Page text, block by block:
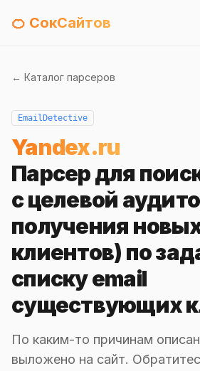
🍊 СокСайтов
← Каталог парсеров
EmailDetective
Yandex.ru
Парсер для
с целевой
получения
клиентов) по
списку email
существующих
По каким-то причинам
выложено на сайт.